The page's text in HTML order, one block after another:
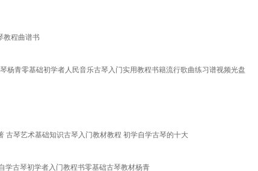
教程曲谱书
杨青零基础初学者人民音乐古琴入门实用教程书籍流行歌曲练习谱视频光盘
古琴艺术基础知识古琴入门教材教程 初学自学古琴的十大
学古琴初学者入门教程书零基础古琴教材杨青